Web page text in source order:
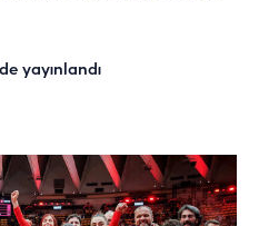
yayınlandı